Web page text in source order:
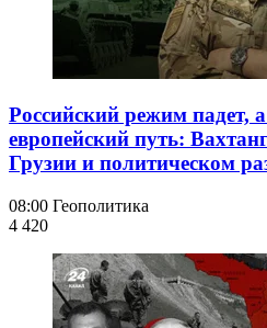
Российский режим падет,
европейский путь:
Грузии и политическом
08:00 Геополитика
4 420